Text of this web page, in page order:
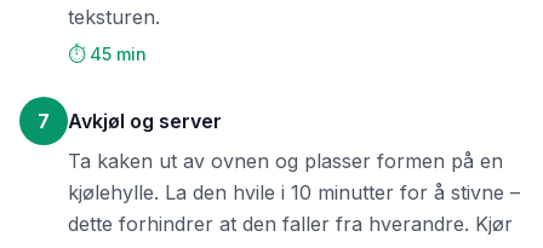
teksturen.
⏱️ 45 min
7
Avkjøl og server
Ta kaken ut av ovnen og plasser formen på en
kjølehylle. La den hvile i 10 minutter for å stivne –
dette forhindrer at den faller fra hverandre. Kjør